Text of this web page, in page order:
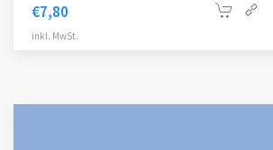
€7,80
inkl. MwSt.